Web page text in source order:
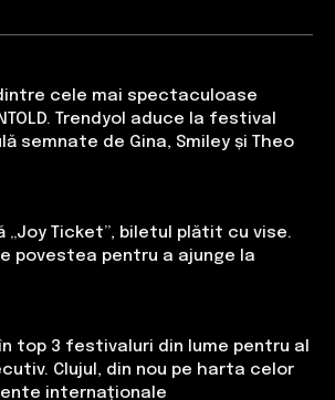
cele mai spectaculoase
Trendyol aduce la festival
semnate de Gina, Smiley și Theo
„Joy Ticket”, biletul plătit cu vise.
povestea pentru a ajunge la
în top 3 festivaluri din lume pentru al
Clujul, din nou pe harta celor
internaționale